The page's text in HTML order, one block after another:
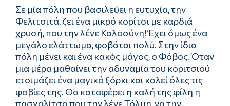
Σε μία πόλη που βασιλεύει η ευτυχία, την
Φελιτσιτά, ζει ένα μικρό κορίτσι με καρδιά
χρυσή, που την λένε Καλοσύνη! Έχει όμως ένα
μεγάλο ελάττωμα, φοβάται πολύ. Στην ίδια
πόλη μένει και ένα κακός μάγος, ο Φόβος. Όταν
μια μέρα μαθαίνει την αδυναμία του κοριτσιού
ετοιμάζει ένα μαγικό ξόρκι και καλεί όλες τις
φοβίες της. Θα καταφέρει η καλή της φίλη η
πασχαλίτσα που την λένε Τόλμη, να την